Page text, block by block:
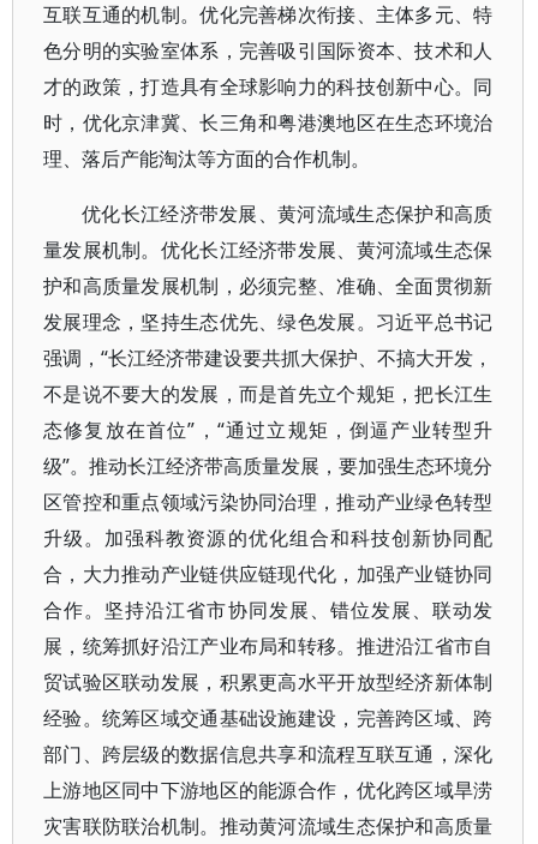
互联互通的机制。优化完善梯次衔接、主体多元、特
色分明的实验室体系，完善吸引国际资本、技术和人
才的政策，打造具有全球影响力的科技创新中心。同
时，优化京津冀、长三角和粤港澳地区在生态环境治
理、落后产能淘汰等方面的合作机制。
优化长江经济带发展、黄河流域生态保护和高质
量发展机制。优化长江经济带发展、黄河流域生态保
护和高质量发展机制，必须完整、准确、全面贯彻新
发展理念，坚持生态优先、绿色发展。习近平总书记
强调，“长江经济带建设要共抓大保护、不搞大开发，
不是说不要大的发展，而是首先立个规矩，把长江生
态修复放在首位”，“通过立规矩，倒逼产业转型升
级”。推动长江经济带高质量发展，要加强生态环境分
区管控和重点领域污染协同治理，推动产业绿色转型
升级。加强科教资源的优化组合和科技创新协同配
合，大力推动产业链供应链现代化，加强产业链协同
合作。坚持沿江省市协同发展、错位发展、联动发
展，统筹抓好沿江产业布局和转移。推进沿江省市自
贸试验区联动发展，积累更高水平开放型经济新体制
经验。统筹区域交通基础设施建设，完善跨区域、跨
部门、跨层级的数据信息共享和流程互联互通，深化
上游地区同中下游地区的能源合作，优化跨区域旱涝
灾害联防联治机制。推动黄河流域生态保护和高质量